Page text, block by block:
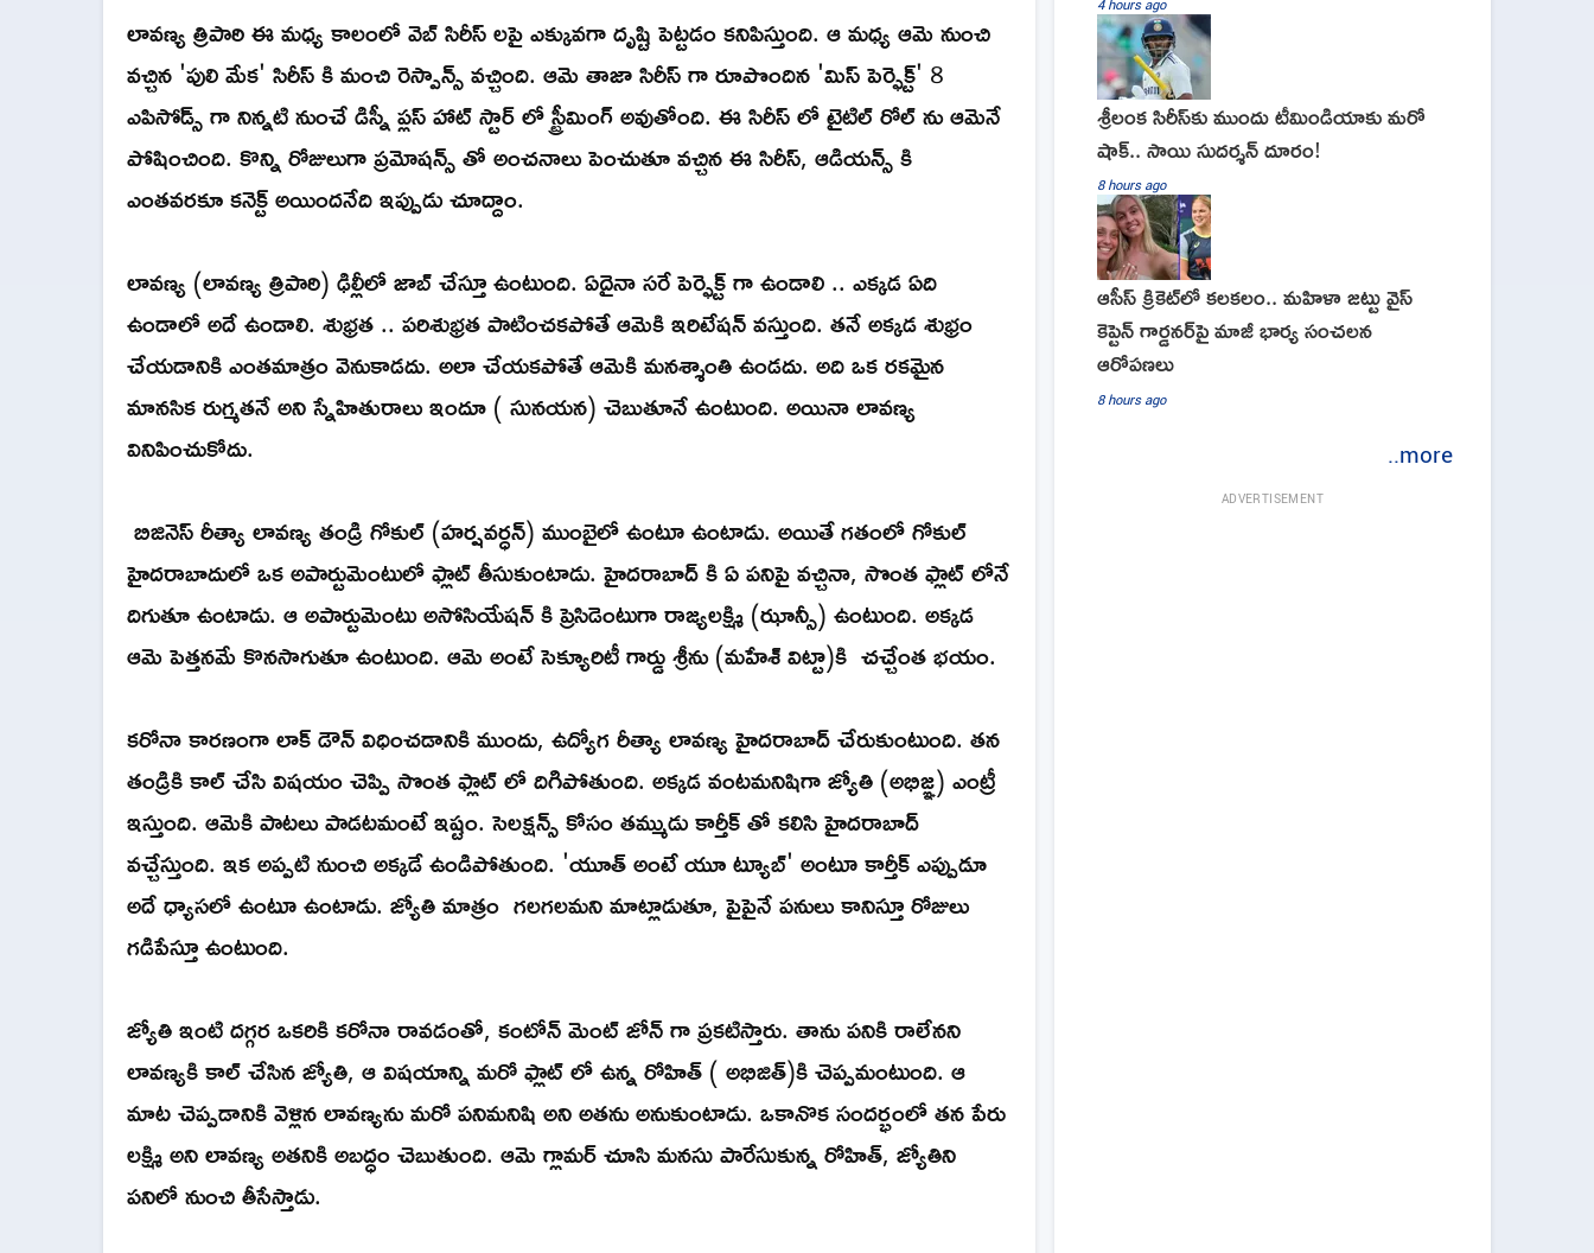
లావణ్య త్రిపాఠి ఈ మధ్య కాలంలో వెబ్ సిరీస్ లపై ఎక్కువగా దృష్టి పెట్టడం కనిపిస్తుంది. ఆ మధ్య ఆమె నుంచి
వచ్చిన 'పులి మేక' సిరీస్ కి మంచి రెస్పాన్స్ వచ్చింది. ఆమె తాజా సిరీస్ గా రూపొందిన 'మిస్ పెర్ఫెక్ట్' 8
ఎపిసోడ్స్ గా నిన్నటి నుంచే డిస్నీ ప్లస్ హాట్ స్టార్ లో స్ట్రీమింగ్ అవుతోంది. ఈ సిరీస్ లో టైటిల్ రోల్ ను ఆమెనే
పోషించింది. కొన్ని రోజులుగా ప్రమోషన్స్ తో అంచనాలు పెంచుతూ వచ్చిన ఈ సిరీస్, ఆడియన్స్ కి
ఎంతవరకూ కనెక్ట్ అయిందనేది ఇప్పుడు చూద్దాం.
లావణ్య (లావణ్య త్రిపాఠి) ఢిల్లీలో జాబ్ చేస్తూ ఉంటుంది. ఏదైనా సరే పెర్ఫెక్ట్ గా ఉండాలి .. ఎక్కడ ఏది
ఉండాలో అదే ఉండాలి. శుభ్రత .. పరిశుభ్రత పాటించకపోతే ఆమెకి ఇరిటేషన్ వస్తుంది. తనే అక్కడ శుభ్రం
చేయడానికి ఎంతమాత్రం వెనుకాడదు. అలా చేయకపోతే ఆమెకి మనశ్శాంతి ఉండదు. అది ఒక రకమైన
మానసిక రుగ్మతనే అని స్నేహితురాలు ఇందూ ( సునయన) చెబుతూనే ఉంటుంది. అయినా లావణ్య
వినిపించుకోదు.
బిజినెస్ రీత్యా లావణ్య తండ్రి గోకుల్ (హర్షవర్ధన్) ముంబైలో ఉంటూ ఉంటాడు. అయితే గతంలో గోకుల్
హైదరాబాదులో ఒక అపార్టుమెంటులో ఫ్లాట్ తీసుకుంటాడు. హైదరాబాద్ కి ఏ పనిపై వచ్చినా, సొంత ఫ్లాట్ లోనే
దిగుతూ ఉంటాడు. ఆ అపార్టుమెంటు అసోసియేషన్ కి ప్రెసిడెంటుగా రాజ్యలక్ష్మి (ఝాన్సీ) ఉంటుంది. అక్కడ
ఆమె పెత్తనమే కొనసాగుతూ ఉంటుంది. ఆమె అంటే సెక్యూరిటీ గార్డు శ్రీను (మహేశ్ విట్టా)కి చచ్చేంత భయం.
కరోనా కారణంగా లాక్ డౌన్ విధించడానికి ముందు, ఉద్యోగ రీత్యా లావణ్య హైదరాబాద్ చేరుకుంటుంది. తన
తండ్రికి కాల్ చేసి విషయం చెప్పి సొంత ఫ్లాట్ లో దిగిపోతుంది. అక్కడ వంటమనిషిగా జ్యోతి (అభిజ్ఞ) ఎంట్రీ
ఇస్తుంది. ఆమెకి పాటలు పాడటమంటే ఇష్టం. సెలక్షన్స్ కోసం తమ్ముడు కార్తీక్ తో కలిసి హైదరాబాద్
వచ్చేస్తుంది. ఇక అప్పటి నుంచి అక్కడే ఉండిపోతుంది. 'యూత్ అంటే యూ ట్యూబ్' అంటూ కార్తీక్ ఎప్పుడూ
అదే ధ్యాసలో ఉంటూ ఉంటాడు. జ్యోతి మాత్రం గలగలమని మాట్లాడుతూ, పైపైనే పనులు కానిస్తూ రోజులు
గడిపేస్తూ ఉంటుంది.
జ్యోతి ఇంటి దగ్గర ఒకరికి కరోనా రావడంతో, కంటోన్ మెంట్ జోన్ గా ప్రకటిస్తారు. తాను పనికి రాలేనని
లావణ్యకి కాల్ చేసిన జ్యోతి, ఆ విషయాన్ని మరో ఫ్లాట్ లో ఉన్న రోహిత్ ( అభిజిత్)కి చెప్పమంటుంది. ఆ
మాట చెప్పడానికి వెళ్లిన లావణ్యను మరో పనిమనిషి అని అతను అనుకుంటాడు. ఒకానొక సందర్భంలో తన పేరు
లక్ష్మి అని లావణ్య అతనికి అబద్ధం చెబుతుంది. ఆమె గ్లామర్ చూసి మనసు పారేసుకున్న రోహిత్, జ్యోతిని
పనిలో నుంచి తీసేస్తాడు.
4 hours ago
శ్రీలంక సిరీస్‌కు ముందు టీమిండియాకు మరో
షాక్‌.. సాయి సుదర్శన్‌ దూరం!
8 hours ago
ఆసీస్ క్రికెట్‌లో కలకలం.. మహిళా జట్టు వైస్
కెప్టెన్ గార్డనర్‌పై మాజీ భార్య సంచలన
ఆరోపణలు
8 hours ago
..more
ADVERTISEMENT